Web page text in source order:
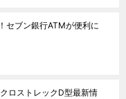
セブン銀行ATMが便利に
ロストレックD型最新情